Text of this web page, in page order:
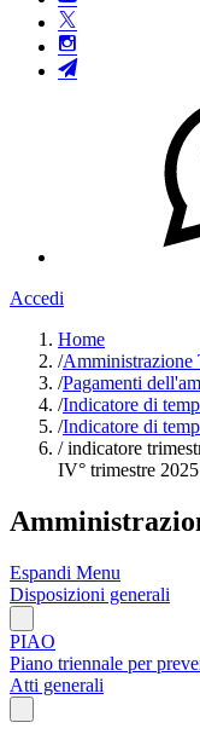
Accedi
Home
/Amministrazione
/Pagamenti
/Indicatore di
/Indicatore di
/indicatore
IV° trimestre 2025
Espandi Menu
Disposizioni generali
PIAO
Piano triennale per
Atti generali